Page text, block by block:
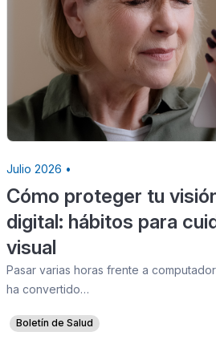
Julio 2026 •
Cómo proteger tu
digital: hábitos para
visual
Pasar varias horas frente a
ha convertido…
Boletín de Salud